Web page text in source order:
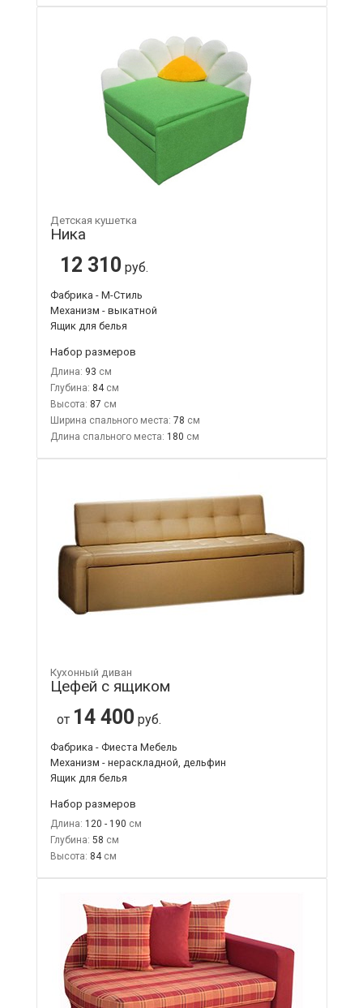
Детская кушетка
Ника
12 310 руб.
Фабрика - М-Стиль
Механизм - выкатной
Ящик для белья
Набор размеров
Длина: 93
Глубина: 84
Высота: 87
Ширина спального места: 78
Длина спального места: 180
Кухонный диван
Цефей с ящиком
от 14 400 руб.
Фабрика - Фиеста Мебель
Механизм - нераскладной, дельфин
Ящик для белья
Набор размеров
Длина: 120 - 190
Глубина: 58
Высота: 84